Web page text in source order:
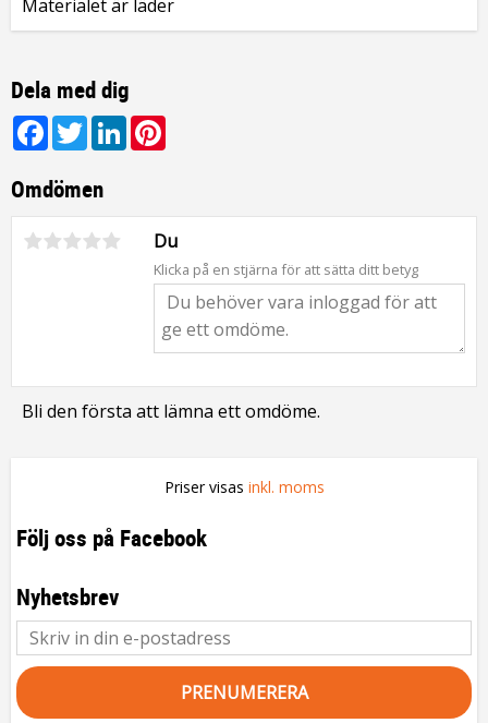
Materialet är läder
Dela med dig
Facebook
TwitterLinkedIn
Omdömen
Du
Klicka på en stjärna för att sätta ditt betyg
Bli den första att lämna ett omdöme.
Priser visas inkl. moms
Följ oss på Facebook
Nyhetsbrev
PRENUMERERA